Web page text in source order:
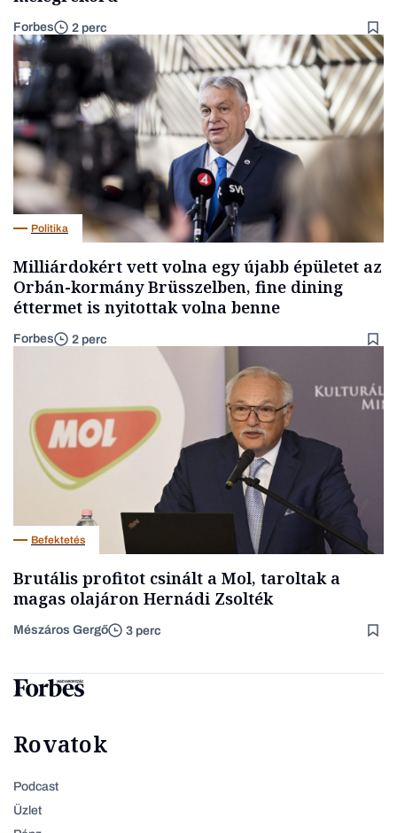
Forbes 2 perc
Politika
Milliárdokért vett volna egy újabb épületet az
Orbán-kormány Brüsszelben, fine dining
éttermet is nyitottak volna benne
Forbes 2 perc
Befektetés
Brutális profitot csinált a Mol, taroltak a
magas olajáron Hernádi Zsolték
Mészáros Gergő 3 perc
Rovatok
Podcast
Üzlet